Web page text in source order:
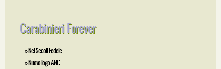
Carabinieri Forever
» Nei Secoli Fedele
» Nuovo logo ANC